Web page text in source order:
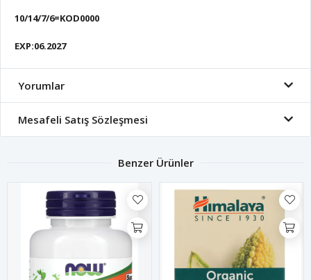
10/14/7/6=KOD0000
EXP:06.2027
Yorumlar
Mesafeli Satış Sözleşmesi
Benzer Ürünler